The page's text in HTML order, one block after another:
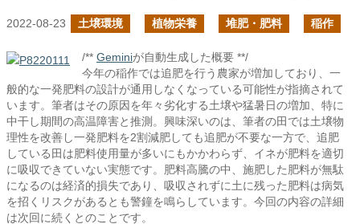
2022-08-23 土壌環境 植物栄養 堆肥・肥料 稲作
/** Geminiが自動生成した概要 **/
今年の稲作では追肥を行う農家が増加しており、一
般的な一発肥料の設計が通用しなくなっている可能性が指摘されて
います。筆者はその原因を年々劣化する土壌や猛暑日の増加、特に
中干し期間の高温障害と推測。興味深いのは、筆者の田では土壌物
理性を改善し一発肥料を2割減肥しても追肥が不要な一方で、追肥
している田は肥料使用量が多いにもかかわらず、イネが肥料を適切
に吸収できていない実態です。肥料高騰の中、施肥した肥料が無駄
になるのは経済的損失であり、吸収されずに土に残った肥料は病気
を招くリスクがあるとも警鐘を鳴らしています。今回の内容の詳細
は次回に続くとのことです。